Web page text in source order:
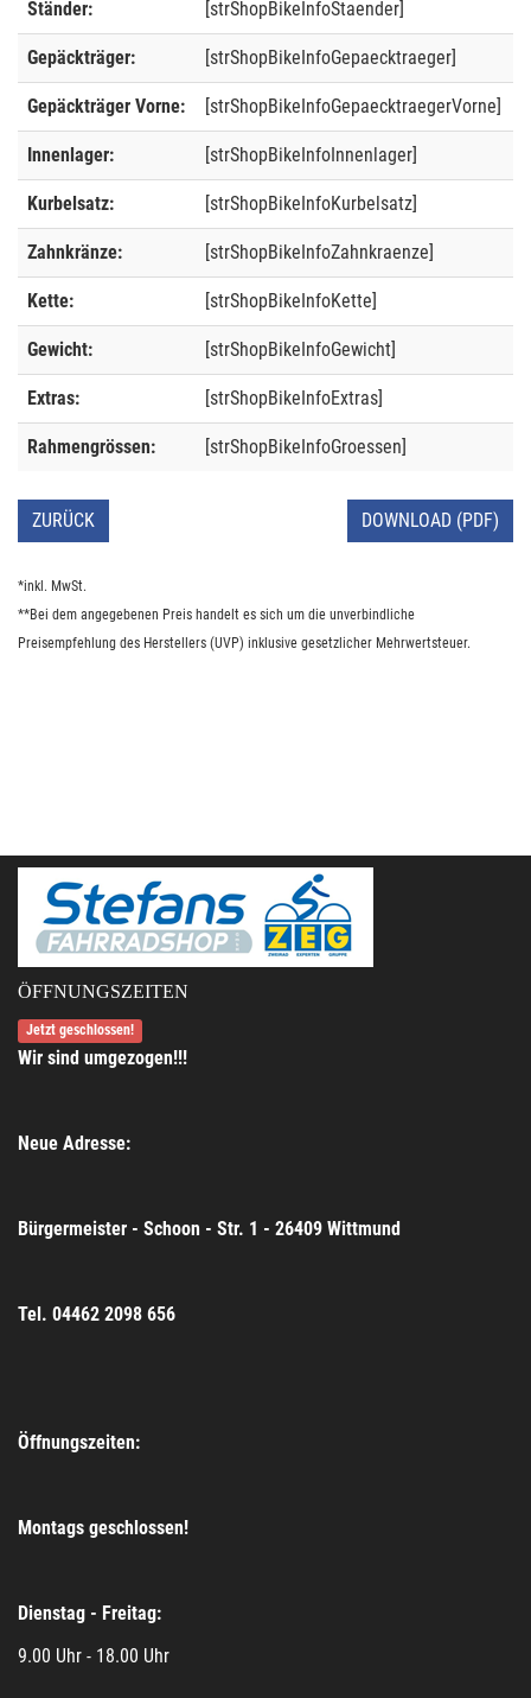
Ständer: [strShopBikeInfoStaender]
Gepäckträger: [strShopBikeInfoGepaecktraeger]
Gepäckträger Vorne: [strShopBikeInfoGepaecktraegerVorne]
Innenlager: [strShopBikeInfoInnenlager]
Kurbelsatz: [strShopBikeInfoKurbelsatz]
Zahnkränze: [strShopBikeInfoZahnkraenze]
Kette: [strShopBikeInfoKette]
Gewicht: [strShopBikeInfoGewicht]
Extras: [strShopBikeInfoExtras]
Rahmengrössen: [strShopBikeInfoGroessen]
ZURÜCK DOWNLOAD (PDF)
*inkl. MwSt.
**Bei dem angegebenen Preis handelt es sich um die unverbindliche
Preisempfehlung des Herstellers (UVP) inklusive gesetzlicher Mehrwertsteuer.
ÖFFNUNGSZEITEN
Jetzt geschlossen!
Wir sind umgezogen!!!
Neue Adresse:
Bürgermeister - Schoon - Str. 1 - 26409 Wittmund
Tel. 04462 2098 656
Öffnungszeiten:
Montags geschlossen!
Dienstag - Freitag:
9.00 Uhr - 18.00 Uhr